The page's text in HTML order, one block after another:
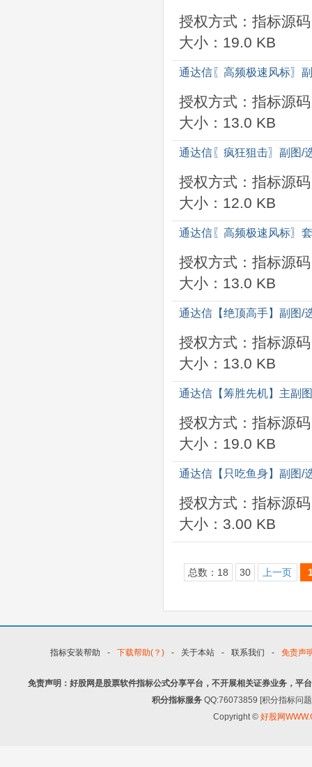
授权方式：指标源码
大小：19.0 KB
通达信〖高频极速风标〗
授权方式：指标源码
大小：13.0 KB
通达信〖疯狂狙击〗副图/
授权方式：指标源码
大小：12.0 KB
通达信〖高频极速风标〗
授权方式：指标源码
大小：13.0 KB
通达信【绝顶高手】副图/
授权方式：指标源码
大小：13.0 KB
通​达信【筹胜先机】主副
授权方式：指标源码
大小：19.0 KB
通达信【只吃鱼身】副图/
授权方式：指标源码
大小：3.00 KB
总数：18 30 上一页
指标安装帮助 - 下载帮助(？) - 关于本站 - 联系我们 - 免责声
免责声明：好股网是股票软件指标公式分享平台，不开展相关证券业务，平
积分指标服务 QQ:76073859 [积分指标问
Copyright © 好股网